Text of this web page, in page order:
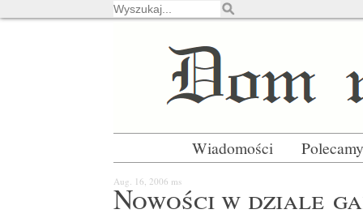
Wiadomości Polecamy
Aug. 16, 2006 ms
No­wo­ści w dzia­le